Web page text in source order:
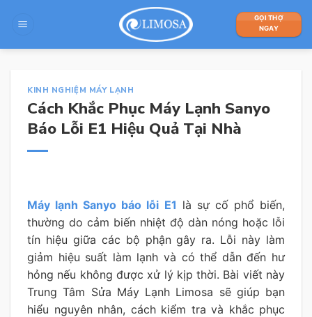
GỌI THỢ
NGAY
KINH NGHIỆM MÁY LẠNH
Cách Khắc Phục Máy Lạnh Sanyo
Báo Lỗi E1 Hiệu Quả Tại Nhà
Máy lạnh Sanyo báo lỗi E1 là sự cố phổ biến,
thường do cảm biến nhiệt độ dàn nóng hoặc lỗi
tín hiệu giữa các bộ phận gây ra. Lỗi này làm
giảm hiệu suất làm lạnh và có thể dẫn đến hư
hỏng nếu không được xử lý kịp thời. Bài viết này
Trung Tâm Sửa Máy Lạnh Limosa sẽ giúp bạn
hiểu nguyên nhân, cách kiểm tra và khắc phục